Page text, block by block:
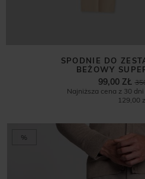
SPODNIE DO
BEŻOWY
99,00 ZŁ
Najniższa cena z 30
129,00
%